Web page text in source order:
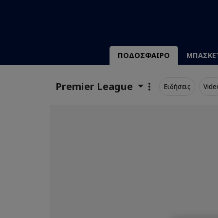
ΠΟΔΟΣΦΑΙΡΟ
Premier League Ειδήσεις